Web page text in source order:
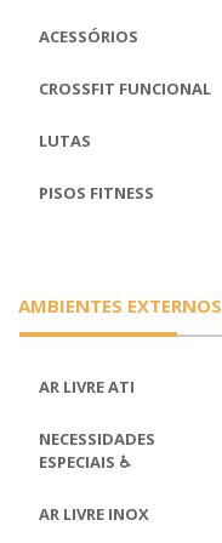
ACESSÓRIOS
CROSSFIT FUNCIONAL
LUTAS
PISOS FITNESS
AMBIENTES EXTERNOS
AR LIVRE ATI
NECESSIDADES
ESPECIAIS ♿
AR LIVRE INOX